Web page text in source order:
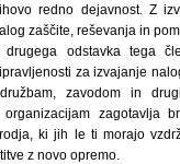
redno dejavnost. Z
zaščite, reševanja in
odstavka tega
za izvajanje
zavodom in
zagotavlja
ki jih le ti morajo
z novo opremo.